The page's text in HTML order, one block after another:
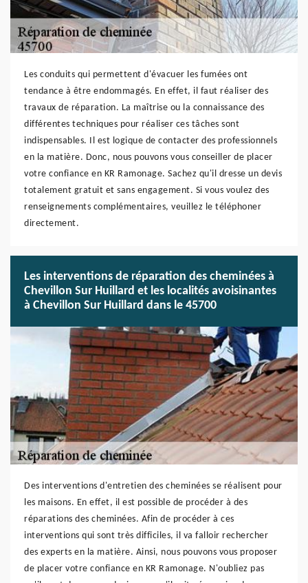
Les conduits qui permettent d'évacuer les fumées ont
tendance à être endommagés. En effet, il faut réaliser des
travaux de réparation. La maîtrise ou la connaissance des
différentes techniques pour réaliser ces tâches sont
indispensables. Il est logique de contacter des professionnels
en la matière. Donc, nous pouvons vous conseiller de placer
votre confiance en KR Ramonage. Sachez qu'il dresse un devis
totalement gratuit et sans engagement. Si vous voulez des
renseignements complémentaires, veuillez le téléphoner
directement.
Les interventions de réparation des cheminées à
Chevillon Sur Huillard et les localités avoisinantes
à Chevillon Sur Huillard dans le 45700
Des interventions d'entretien des cheminées se réalisent pour
les maisons. En effet, il est possible de procéder à des
réparations des cheminées. Afin de procéder à ces
interventions qui sont très difficiles, il va falloir rechercher
des experts en la matière. Ainsi, nous pouvons vous proposer
de placer votre confiance en KR Ramonage. N'oubliez pas